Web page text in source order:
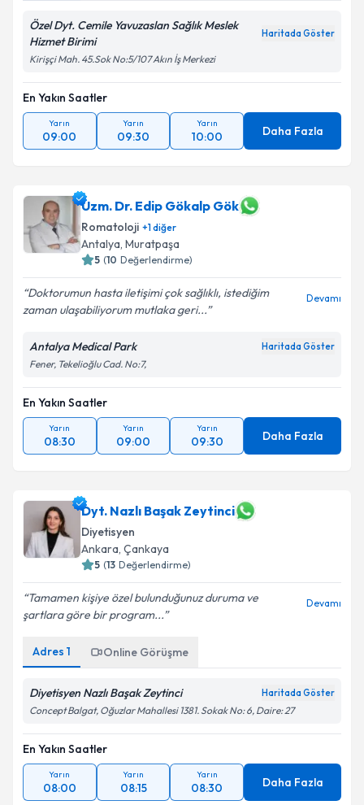
Özel Dyt. Cemile Yavuzaslan Sağlık Meslek
Hizmet Birimi
Haritada Göster
Kirişçi Mah. 45.Sok No:5/107 Akın İş Merkezi
En Yakın Saatler
Yarın
09:00
Yarın
09:30
Yarın
10:00 Daha Fazla
Uzm. Dr. Edip Gökalp Gök
Romatoloji +1diğer
Antalya, Muratpaşa
5 (10 Değerlendirme)
Doktorumun hasta iletişimi çok sağlıklı, istediğim
zaman ulaşabiliyorum mutlaka geri...
Devamı
Antalya Medical Park Haritada Göster
Fener, Tekelioğlu Cad. No:7,
En Yakın Saatler
Yarın
08:30
Yarın
09:00
Yarın
09:30 Daha Fazla
Dyt. Nazlı Başak Zeytinci
Diyetisyen
Ankara, Çankaya
5 (13 Değerlendirme)
Tamamen kişiye özel bulunduğunuz duruma ve
şartlara göre bir program...
Devamı
Adres 1 Online Görüşme
Diyetisyen Nazlı Başak Zeytinci Haritada Göster
Concept Balgat, Oğuzlar Mahallesi 1381. Sokak No: 6, Daire: 27
En Yakın Saatler
Yarın
08:00
Yarın
08:15
Yarın
08:30 Daha Fazla